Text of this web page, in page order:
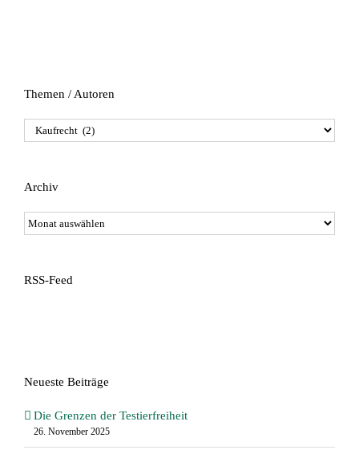
Themen / Autoren
Themen
/
Archiv
Archiv
RSS-Feed
Neueste Beiträge
Die Grenzen der Testierfreiheit
26. November 2025